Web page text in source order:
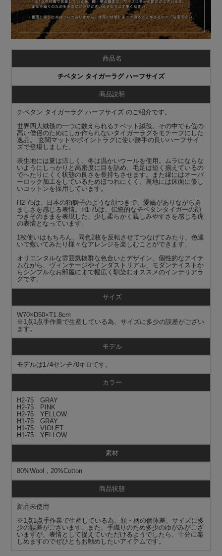
商品名
チベタン タイガーラグ ハーフサイズ
商品説明
チベタン タイガーラグ ハーフサイズ のご紹介です。
世界四大絨毯の一つに数えられるチベット絨毯。その中でも位の
高い僧侶のためにしか作られないタイガーラグをモチーフにした
逸品。 玄関マットやポイントラグに使い勝手の良いハーフサイ
ズで登場しました。
表生地には夏は涼しく、冬は温かいウールを使用。ムラにならな
いようにしっかりと高密度に目を詰め、毛足は短く揃えているの
でへたりにくく状態の良さを長持ちさせます。また縁にはオーバ
ーロック加工をしているためほつれにくく、裏地には床面に優し
いコットンを採用しています。
H2-75は、日本の狛獅子のような顔つきで、愛嬌がありながら勇
ましさを感じる表情。H1-75は、伝統的なチベタンタイガーの顔
つきそのままを表現した、少し柔らかく親しみやすさを感じる虎
の表情となっています。
1枚使いはもちろん、同色2枚を反転させてつなげてみたり、色違
いで敷いてみたり様々なアレンジを楽しむことができます。
オリエンタルな雰囲気抜群な色合いとデザイン。個性的なアイテ
ムながら、ヴィンテージやインダストリアル、モダンテイストか
らシンプルなお部屋にまで幅広く馴染むオススメのインテリアラ
グです。
サイズ
W70×D50×T1.8cm
※1点1点手作業で生産している為、サイズに多少の誤差がござい
ます。
モデル
モデルは174センチ70キロです。
カラー
H2-75 GRAY
H2-75 PINK
H2-75 YELLOW
H1-75 GRAY
H1-75 VIOLET
H1-75 YELLOW
素材
80%Wool，20%Cotton
商品状態
新品未使用
※1点1点手作業で生産している為、顔・柄の個体差、サイズに多
少の誤差がございます。また、手織りのため多少のゆがみがござ
いますが、表情として捉えていただけるようでしたら、十分に楽
しめますのでぜひともお勧めしたいアイテムです。